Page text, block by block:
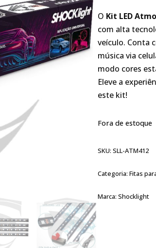
O Kit LED
com alta
veículo. Conta
música via
modo cores
Eleve a
este kit!
Fora de estoque
SKU:SLL-ATM412
Categoria:Fitas
Marca:Shocklight